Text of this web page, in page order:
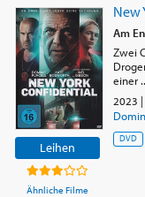
Leihen
Ähnliche Filme
New
Am
Zwei
einer
2023 |
DVD